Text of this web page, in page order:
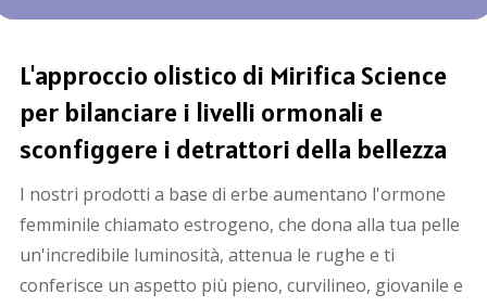
L'approccio olistico di Mirifica Science
per bilanciare i livelli ormonali e
sconfiggere i detrattori della bellezza
I nostri prodotti a base di erbe aumentano l'ormone
femminile chiamato estrogeno, che dona alla tua pelle
un'incredibile luminosità, attenua le rughe e ti
conferisce un aspetto più pieno, curvilineo, giovanile e